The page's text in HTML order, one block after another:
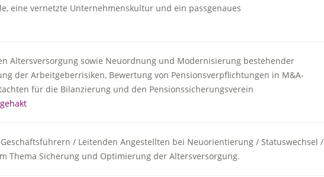
eine vernetzte Unternehmenskultur und ein passgenaues
Altersversorgung sowie Neuordnung und Modernisierung bestehender
der Arbeitgeberrisiken, Bewertung von Pensionsverpflichtungen in M&A-
für die Bilanzierung und den Pensionssicherungsverein
/ Leitenden Angestellten bei Neuorientierung / Statuswechsel /
Thema Sicherung und Optimierung der Altersversorgung.